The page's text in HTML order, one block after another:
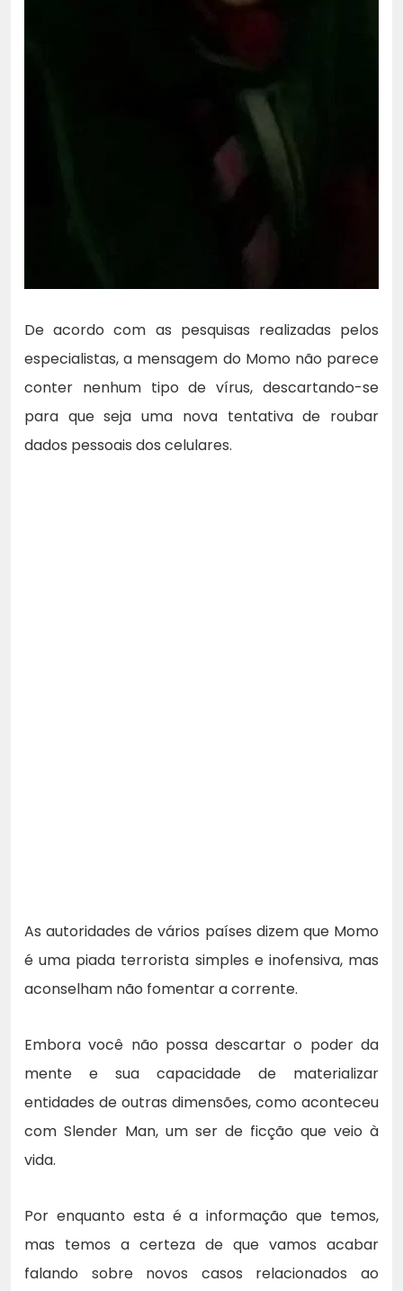
De acordo com as pesquisas realizadas pelos
especialistas, a mensagem do Momo não parece
conter nenhum tipo de vírus, descartando-se
para que seja uma nova tentativa de roubar
dados pessoais dos celulares.
As autoridades de vários países dizem que Momo
é uma piada terrorista simples e inofensiva, mas
aconselham não fomentar a corrente.
Embora você não possa descartar o poder da
mente e sua capacidade de materializar
entidades de outras dimensões, como aconteceu
com Slender Man, um ser de ficção que veio à
vida.
Por enquanto esta é a informação que temos,
mas temos a certeza de que vamos acabar
falando sobre novos casos relacionados ao